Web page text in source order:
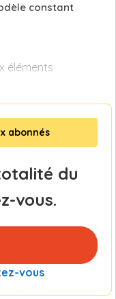
constant
éléments
abonnés
du
vous.
vous